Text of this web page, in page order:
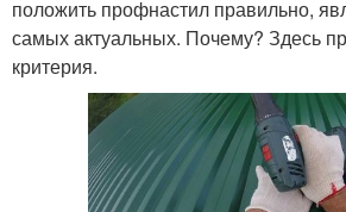
положить профнастил правильно,
самых актуальных. Почему? Здесь
критерия.